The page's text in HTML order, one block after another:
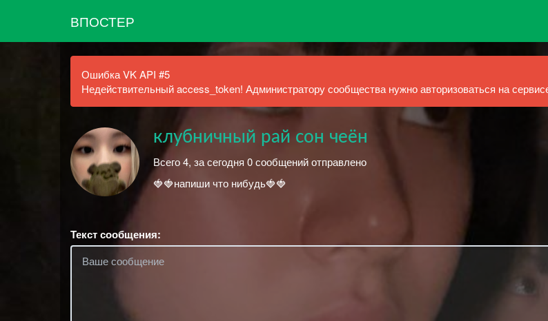
ВПОСТЕР
Ошибка VK API #5
Недействительный access_token! Администратору сообщества нужно авторизоваться на
клубничный рай сон чеён
Всего 4, за сегодня 0 сообщений отправлено
🍓🍓напиши что нибудь🍓🍓
Текст сообщения: